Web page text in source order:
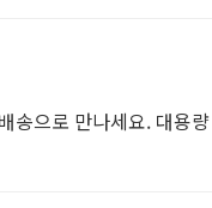
으로 만나세요. 대용